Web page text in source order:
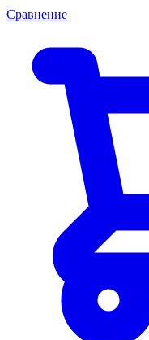
Сравнение